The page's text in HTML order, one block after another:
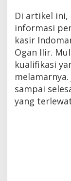
Di artikel ini,
informasi
kasir
Ogan Ilir.
kualifikasi
sampai
yang